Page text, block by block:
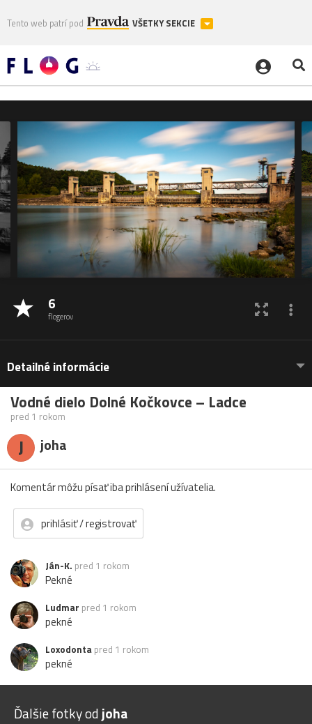
Tento web patrí pod VŠETKY SEKCIE
6
flogerov
Detailné informácie
Vodné dielo Dolné Kočkovce – Ladce
pred 1 rokom
J joha
Komentár môžu písať iba prihlásení užívatelia.
prihlásiť / registrovať
Ján-K. pred 1 rokom
Pekné
Ludmar pred 1 rokom
pekné
Loxodonta pred 1 rokom
pekné
Ďalšie fotky od joha